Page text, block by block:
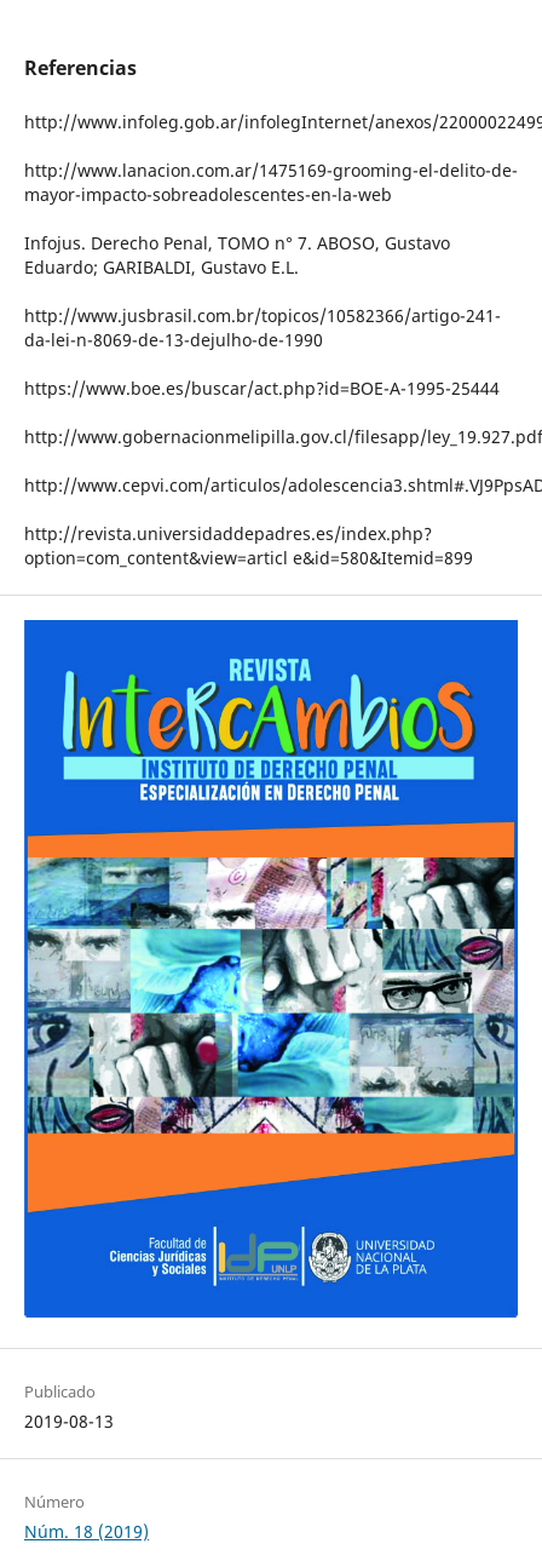
Referencias
http://www.infoleg.gob.ar/infolegInternet/anexos/
http://www.lanacion.com.ar/1475169-grooming-el-delito-de-
mayor-impacto-sobreadolescentes-en-la-web
Infojus. Derecho Penal, TOMO n° 7. ABOSO, Gustavo
Eduardo; GARIBALDI, Gustavo E.L.
http://www.jusbrasil.com.br/topicos/10582366/artigo-241-
da-lei-n-8069-de-13-dejulho-de-1990
https://www.boe.es/buscar/act.php?id=BOE-A-1995-25444
http://www.gobernacionmelipilla.gov.cl/filesapp/ley_19.927.pdf
http://www.cepvi.com/articulos/
http://revista.universidaddepadres.es/index.php?
option=com_content&view=articl e&id=580&Itemid=899
Publicado
2019-08-13
Número
Núm. 18 (2019)